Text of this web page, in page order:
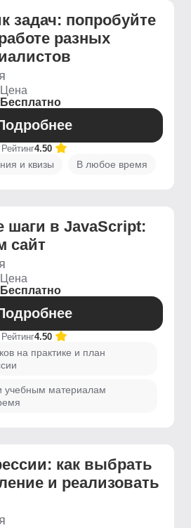
задач: попробуйте
разных
Цена
Бесплатно
Рейтинг4.50
и квизы В любое время
шаги в JavaScript:
сайт
Цена
Бесплатно
Рейтинг4.50
на практике и план
учебным материалам
как выбрать
и реализовать